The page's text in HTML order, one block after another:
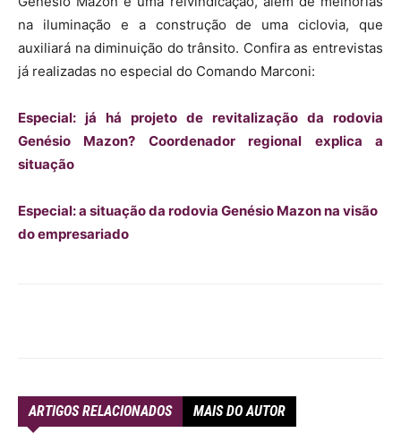
na iluminação e a construção de uma ciclovia, que
auxiliará na diminuição do trânsito. Confira as entrevistas
já realizadas no especial do Comando Marconi:
Especial: já há projeto de revitalização da rodovia
Genésio Mazon? Coordenador regional explica a
situação
Especial: a situação da rodovia Genésio Mazon na visão
do empresariado
ARTIGOS RELACIONADOS MAIS DO AUTOR